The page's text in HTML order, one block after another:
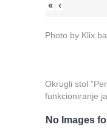
« ‹
Photo by
Okrugli stol
funkcioniranje
No Images